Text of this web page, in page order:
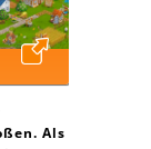
Als